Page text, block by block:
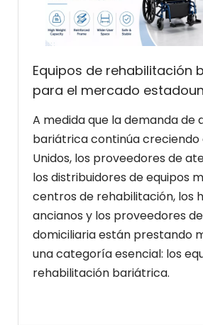
Equipos de rehabilitación
para el mercado
A medida que la demanda de
bariátrica continúa creciendo
Unidos, los proveedores de
los distribuidores de equipos
centros de rehabilitación, los
ancianos y los proveedores
domiciliaria están prestando
una categoría esencial: los
rehabilitación bariátrica.